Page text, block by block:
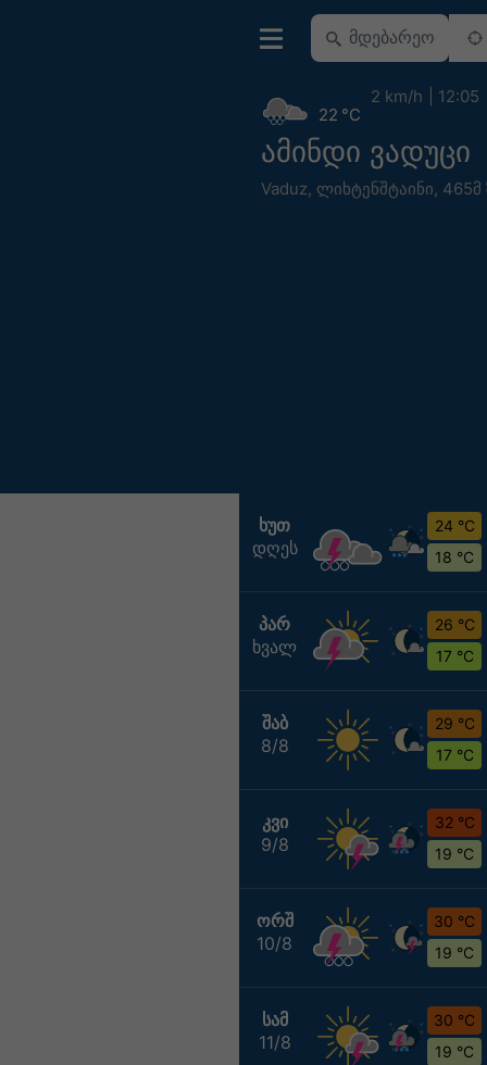
ამინდი ვადუცი
Vaduz, ლიხტენშტაინი, 465მ
22 °C
2 km/h 12:05
ᲮᲣᲗ
დღეს
24 °C
18 °C
ᲞᲐᲠ
ხვალ
26 °C
17 °C
ᲨᲐᲑ
8/8
29 °C
17 °C
ᲙᲕᲘ
9/8
32 °C
19 °C
ᲝᲠᲨ
10/8
30 °C
19 °C
ᲡᲐᲛ
11/8
30 °C
19 °C